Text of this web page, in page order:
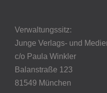
Verwaltungssitz:
Junge Verlags- und
c/o Paula Winkler
Balanstraße 123
81549 München